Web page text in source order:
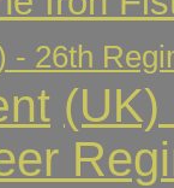
- 26th